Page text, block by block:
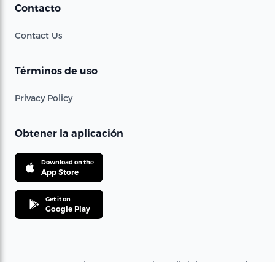
Contacto
Contact Us
Términos de uso
Privacy Policy
Obtener la aplicación
Download on the
App Store
Get it on
Google Play